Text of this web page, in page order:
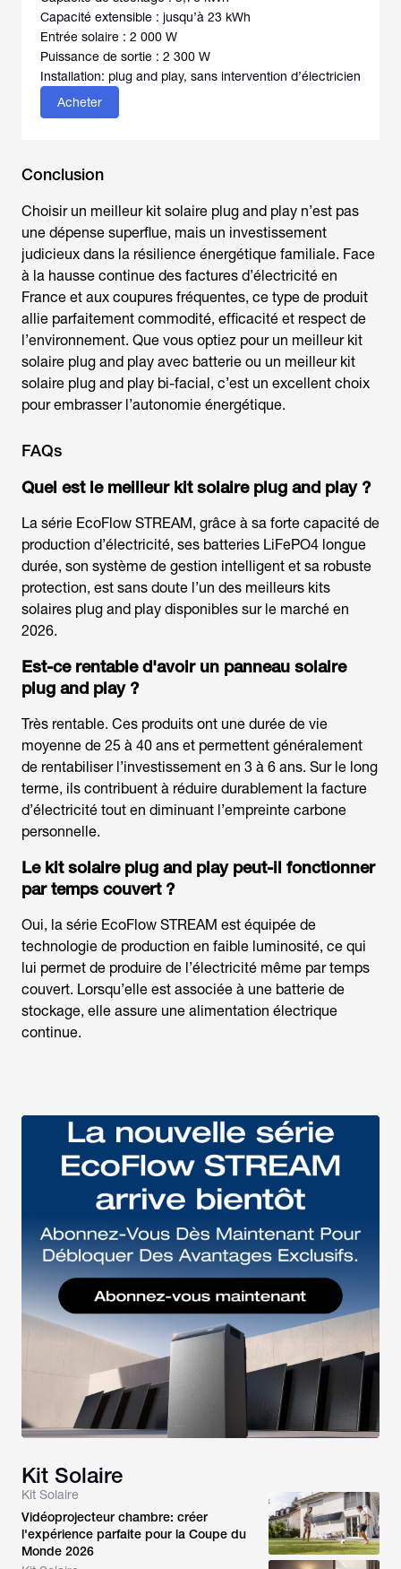
Capacité extensible : jusqu’à 23 kWh
Entrée solaire : 2 000 W
Puissance de sortie : 2 300 W
Installation: plug and play, sans intervention d’électricien
Acheter
Conclusion
Choisir un meilleur kit solaire plug and play n’est pas
une dépense superflue, mais un investissement
judicieux dans la résilience énergétique familiale. Face
à la hausse continue des factures d’électricité en
France et aux coupures fréquentes, ce type de produit
allie parfaitement commodité, efficacité et respect de
l’environnement. Que vous optiez pour un meilleur kit
solaire plug and play avec batterie ou un meilleur kit
solaire plug and play bi-facial, c’est un excellent choix
pour embrasser l’autonomie énergétique.
FAQs
Quel est le meilleur kit solaire plug and play?
La série EcoFlow STREAM, grâce à sa forte capacité de
production d’électricité, ses batteries LiFePO4 longue
durée, son système de gestion intelligent et sa robuste
protection, est sans doute l’un des meilleurs kits
solaires plug and play disponibles sur le marché en
2026.
Est-ce rentable d'avoir un panneau solaire
plug and play ?
Très rentable. Ces produits ont une durée de vie
moyenne de 25 à 40 ans et permettent généralement
de rentabiliser l’investissement en 3 à 6 ans. Sur le long
terme, ils contribuent à réduire durablement la facture
d’électricité tout en diminuant l’empreinte carbone
personnelle.
Le kit solaire plug and play peut-il fonctionner
par temps couvert ?
Oui, la série EcoFlow STREAM est équipée de
technologie de production en faible luminosité, ce qui
lui permet de produire de l’électricité même par temps
couvert. Lorsqu’elle est associée à une batterie de
stockage, elle assure une alimentation électrique
continue.
Kit Solaire
Kit Solaire
Vidéoprojecteur chambre: créer
l'expérience parfaite pour la Coupe du
Monde 2026